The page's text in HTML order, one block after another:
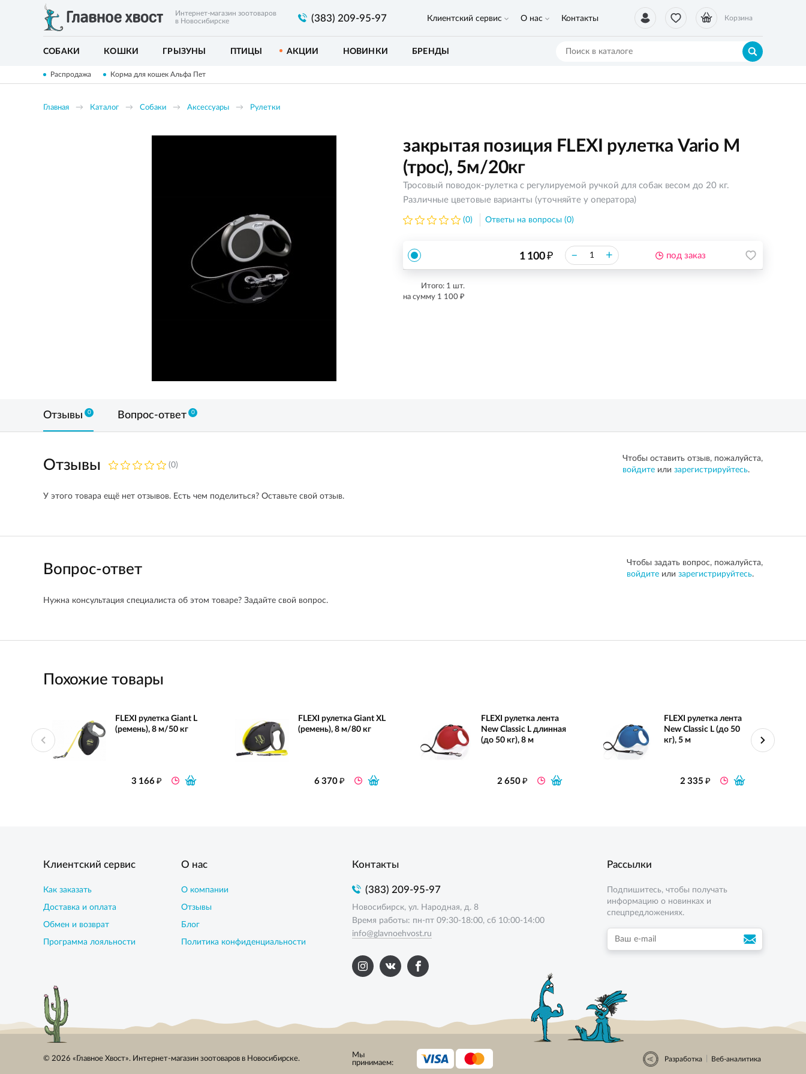
Интернет-магазин зоотоваров
в Новосибирске
(383) 209-95-97 Корзина
Клиентский сервис О нас Контакты
СОБАКИ КОШКИ ГРЫЗУНЫ ПТИЦЫ АКЦИИ НОВИНКИ БРЕНДЫ
Распродажа Корма для кошек Альфа Пет
Главная Каталог Собаки Аксессуары Рулетки
закрытая позиция FLEXI рулетка Vario М
(трос), 5м/20кг
Тросовый поводок-рулетка с регулируемой ручкой для собак весом до 20 кг.
Различные цветовые варианты (уточняйте у оператора)
(0) Ответы на вопросы (0)
1 100₽ – + под заказ
Итого: 1 шт.
на сумму 1 100 ₽
Отзывы 0 Вопрос-ответ 0
Отзывы (0)
Чтобы оставить отзыв, пожалуйста,
войдите или зарегистрируйтесь.
У этого товара ещё нет отзывов. Есть чем поделиться? Оставьте свой отзыв.
Вопрос-ответ
Чтобы задать вопрос, пожалуйста,
войдите или зарегистрируйтесь.
Нужна консультация специалиста об этом товаре? Задайте свой вопрос.
Похожие товары
FLEXI рулетка Giant L
(ремень), 8 м/50 кг
3 166₽
FLEXI рулетка Giant XL
(ремень), 8 м/80 кг
6 370₽
FLEXI рулетка лента
New Classic L длинная
(до 50 кг), 8 м
2 650₽
FLEXI рулетка лента
New Classic L (до 50
кг), 5 м
2 335₽
Клиентский сервис
Как заказать
Доставка и оплата
Обмен и возврат
Программа лояльности
О нас
О компании
Отзывы
Блог
Политика конфиденциальности
Контакты
(383) 209-95-97
Новосибирск, ул. Народная, д. 8
Время работы: пн-пт 09:30-18:00, сб 10:00-14:00
info@glavnoehvost.ru
Рассылки
Подпишитесь, чтобы получать
информацию о новинках и
спецпредложениях.
© 2026 «Главное Хвост». Интернет-магазин зоотоваров в Новосибирске.
Мы
принимаем:
Разработка Веб-аналитика